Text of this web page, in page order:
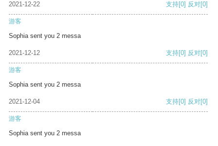
2021-12-22 支持[0] 反对[0]
游客
Sophia sent you 2 messa
2021-12-12 支持[0] 反对[0]
游客
Sophia sent you 2 messa
2021-12-04 支持[0] 反对[0]
游客
Sophia sent you 2 messa